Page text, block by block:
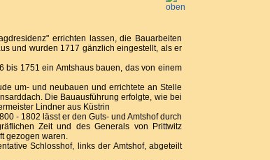
errichten lassen, die Bauarbeiten
und wurden 1717 gänzlich eingestellt, als er
bis 1751 ein Amtshaus bauen, das von einem
um- und neubauen und errichtete an Stelle
Die Bauausführung erfolgte, wie bei
Lindner aus Küstrin
- 1802 lässt er den Guts- und Amtshof durch
Zeit und des Generals von Prittwitz
gezogen waren.
Schlosshof, links der Amtshof, abgeteilt